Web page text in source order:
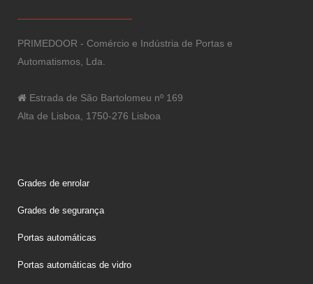
PRIMEDOOR - Comércio e Indústria de Portas e
Automatismos, Lda.
Estrada de São Bartolomeu nº 169
Alta de Lisboa, 1750-276 Lisboa
Grades de enrolar
Grades de segurança
Portas automáticas
Portas automáticas de vidro